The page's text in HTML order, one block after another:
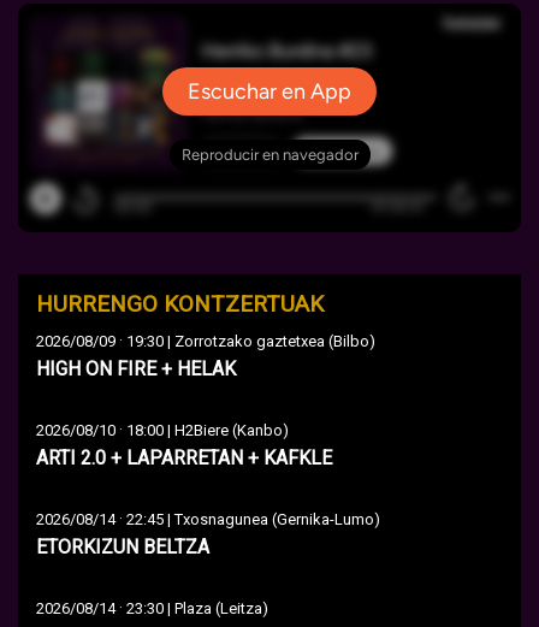
HURRENGO KONTZERTUAK
2026/08/09 · 19:30 | Zorrotzako gaztetxea (Bilbo)
HIGH ON FIRE + HELAK
2026/08/10 · 18:00 | H2Biere (Kanbo)
ARTI 2.0 + LAPARRETAN + KAFKLE
2026/08/14· 22:45 | Txosnagunea (Gernika-Lumo)
ETORKIZUN BELTZA
2026/08/14· 23:30 | Plaza (Leitza)